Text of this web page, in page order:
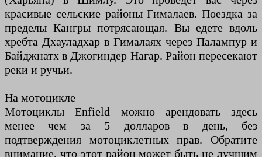
красивые сельские районы Гималаев. Поездка за
пределы Кангры потрясающая. Вы едете вдоль
хребта Дхауладхар в Гималаях через Палампур и
Байджнатх в Джогиндер Нагар. Район пересекают
реки и ручьи.
На мотоцикле
Мотоциклы Enfield можно арендовать здесь
менее чем за 5 долларов в день, без
подтверждения мотоциклетных прав. Обратите
внимание, что этот район может быть не лучшим